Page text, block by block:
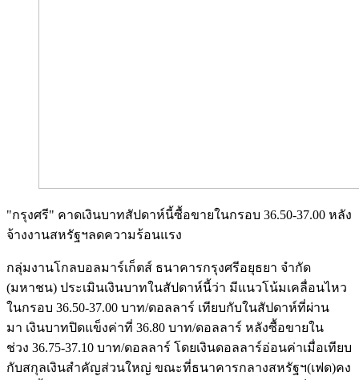
"กรุงศรี" คาดเงินบาทสัปดาห์นี้ซื้อขายในกรอบ 36.50-37.00 หลัง
จ้างงานสหรัฐฯลดความร้อนแรง
กลุ่มงานโกลบอลมาร์เก็ตส์ ธนาคารกรุงศรีอยุธยา จำกัด
(มหาชน) ประเมินเงินบาทในสัปดาห์นี้ว่า มีแนวโน้มเคลื่อนไหว
ในกรอบ 36.50-37.00 บาท/ดอลลาร์ เทียบกับในสัปดาห์ที่ผ่าน
มา เงินบาทปิดแข็งค่าที่ 36.80 บาท/ดอลลาร์ หลังซื้อขายใน
ช่วง 36.75-37.10 บาท/ดอลลาร์ โดยเงินดอลลาร์อ่อนค่าเมื่อเทียบ
กับสกุลเงินสำคัญส่วนใหญ่ ขณะที่ธนาคารกลางสหรัฐฯ(เฟด)คง